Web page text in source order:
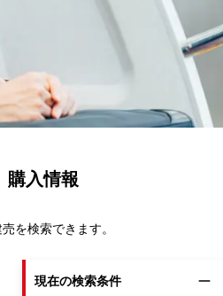
購入情報
を検索できます。
現在の検索条件